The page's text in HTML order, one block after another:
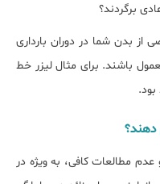
برگردند؟
بدن شما در دوران بارداری
باشند. برای مثال لیزر خط
دهند؟
عدم مطالعات کافی، به ویژه در